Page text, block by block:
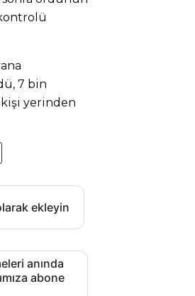
7 bin
kişi yerinden
ekleyin
anında
abone